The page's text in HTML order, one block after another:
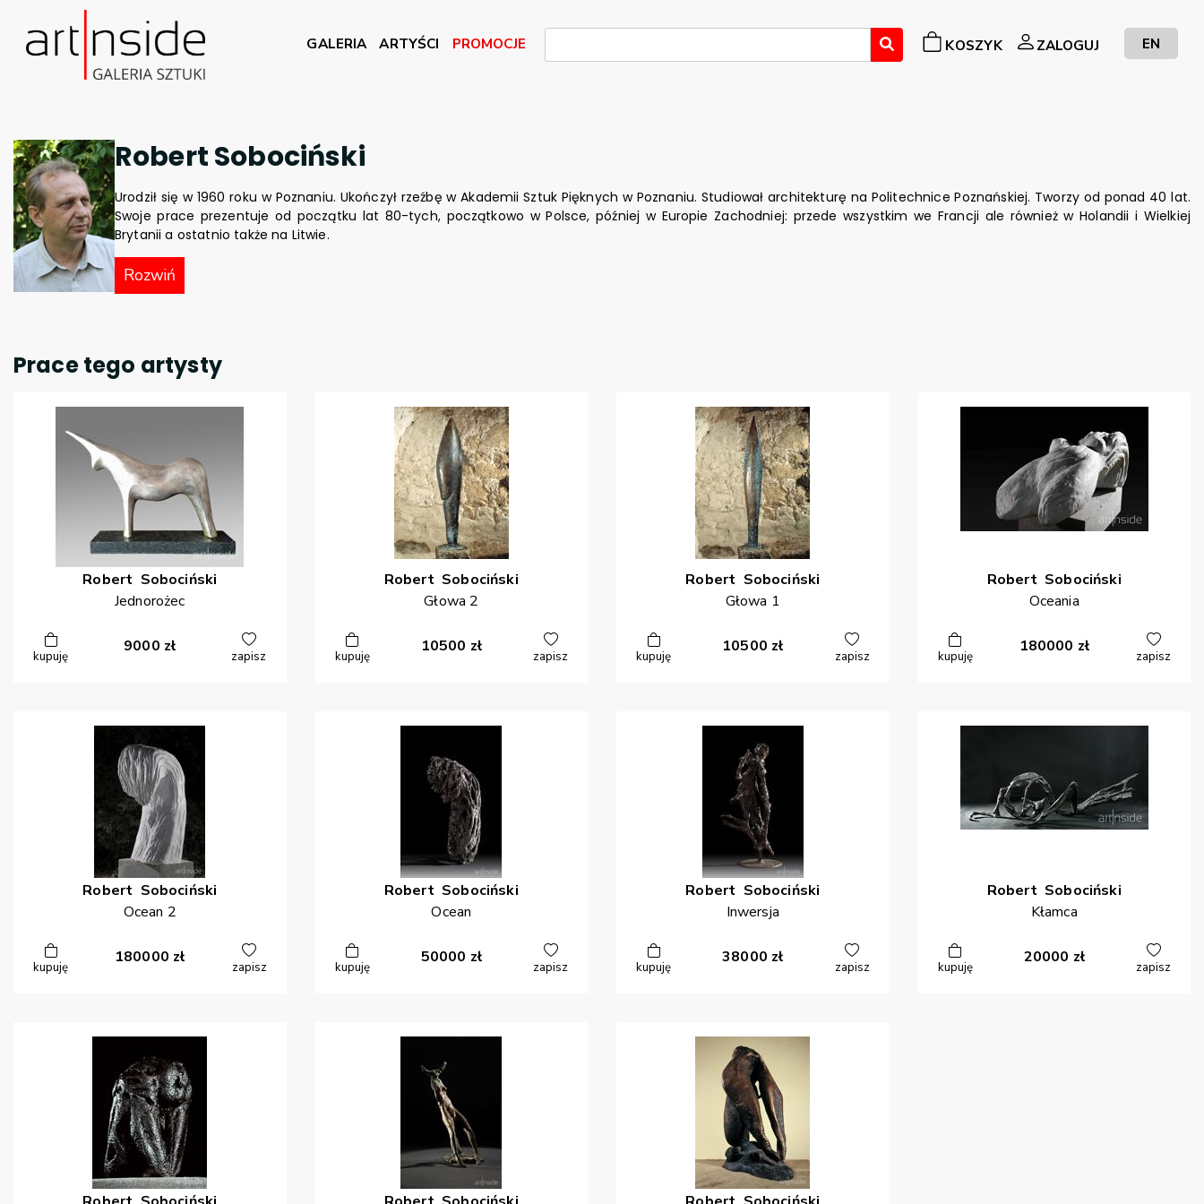
GALERIA ARTYŚCI PROMOCJE KOSZYK ZALOGUJ EN
Robert Sobociński
Urodził się w 1960 roku w Poznaniu. Ukończył rzeźbę w Akademii Sztuk Pięknych w Poznaniu. Studiował architekturę na Politechnice Poznańskiej. Tworzy od ponad 40 lat.
Swoje prace prezentuje od początku lat 80-tych, początkowo w Polsce, później w Europie Zachodniej: przede wszystkim we Francji ale również w Holandii i Wielkiej
Brytanii a ostatnio także na Litwie.
Rozwiń
Prace tego artysty
Robert Sobociński
Jednorożec
kupuję
9000 zł
zapisz
Robert Sobociński
Głowa 2
kupuję
10500 zł
zapisz
Robert Sobociński
Głowa 1
kupuję
10500 zł
zapisz
Robert Sobociński
Oceania
kupuję
180000 zł
zapisz
Robert Sobociński
Ocean 2
kupuję
180000 zł
zapisz
Robert Sobociński
Ocean
kupuję
50000 zł
zapisz
Robert Sobociński
Inwersja
kupuję
38000 zł
zapisz
Robert Sobociński
Kłamca
kupuję
20000 zł
zapisz